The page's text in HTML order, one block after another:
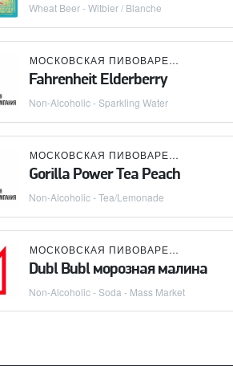
Wheat Beer - Witbier / Blanche
МОСКОВСКАЯ ПИВОВАРЕННАЯ КОМПАНИЯ (МПК)
Fahrenheit Elderberry
Non-Alcoholic - Sparkling Water
МОСКОВСКАЯ ПИВОВАРЕННАЯ КОМПАНИЯ (МПК)
Gorilla Power Tea Peach
Non-Alcoholic - Tea/Lemonade
МОСКОВСКАЯ ПИВОВАРЕННАЯ КОМПАНИЯ (МПК)
Dubl Bubl морозная малина
Non-Alcoholic - Soda - Mass Market